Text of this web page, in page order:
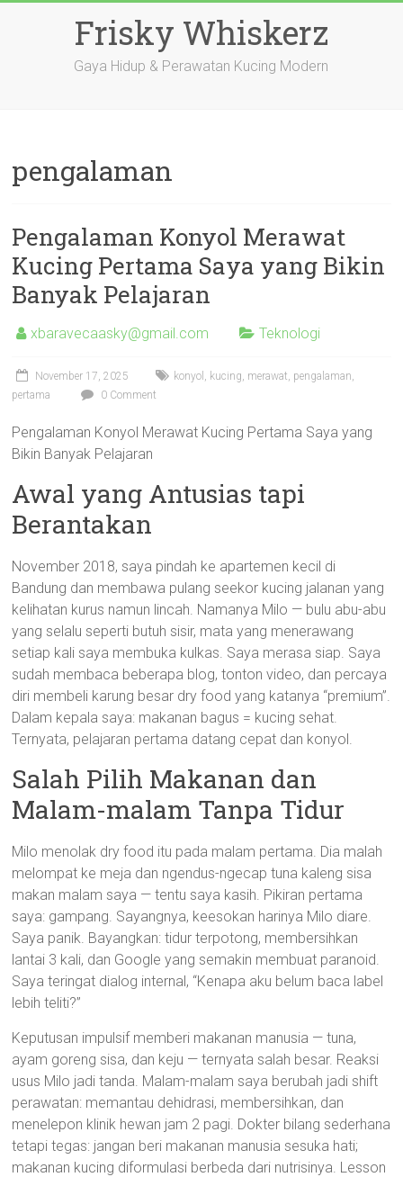
Frisky Whiskerz
Gaya Hidup & Perawatan Kucing Modern
pengalaman
Pengalaman Konyol Merawat
Kucing Pertama Saya yang Bikin
Banyak Pelajaran
xbaravecaasky@gmail.com Teknologi
November 17, 2025 konyol , kucing, merawat, pengalaman,
pertama
0 Comment
Pengalaman Konyol Merawat Kucing Pertama Saya yang
Bikin Banyak Pelajaran
Awal yang Antusias tapi
Berantakan
November 2018, saya pindah ke apartemen kecil di
Bandung dan membawa pulang seekor kucing jalanan yang
kelihatan kurus namun lincah. Namanya Milo — bulu abu-abu
yang selalu seperti butuh sisir, mata yang menerawang
setiap kali saya membuka kulkas. Saya merasa siap. Saya
sudah membaca beberapa blog, tonton video, dan percaya
diri membeli karung besar dry food yang katanya “premium”.
Dalam kepala saya: makanan bagus = kucing sehat.
Ternyata, pelajaran pertama datang cepat dan konyol.
Salah Pilih Makanan dan
Malam-malam Tanpa Tidur
Milo menolak dry food itu pada malam pertama. Dia malah
melompat ke meja dan ngendus-ngecap tuna kaleng sisa
makan malam saya — tentu saya kasih. Pikiran pertama
saya: gampang. Sayangnya, keesokan harinya Milo diare.
Saya panik. Bayangkan: tidur terpotong, membersihkan
lantai 3 kali, dan Google yang semakin membuat paranoid.
Saya teringat dialog internal, “Kenapa aku belum baca label
lebih teliti?”
Keputusan impulsif memberi makanan manusia — tuna,
ayam goreng sisa, dan keju — ternyata salah besar. Reaksi
usus Milo jadi tanda. Malam-malam saya berubah jadi shift
perawatan: memantau dehidrasi, membersihkan, dan
menelepon klinik hewan jam 2 pagi. Dokter bilang sederhana
tetapi tegas: jangan beri makanan manusia sesuka hati;
makanan kucing diformulasi berbeda dari nutrisinya. Lesson